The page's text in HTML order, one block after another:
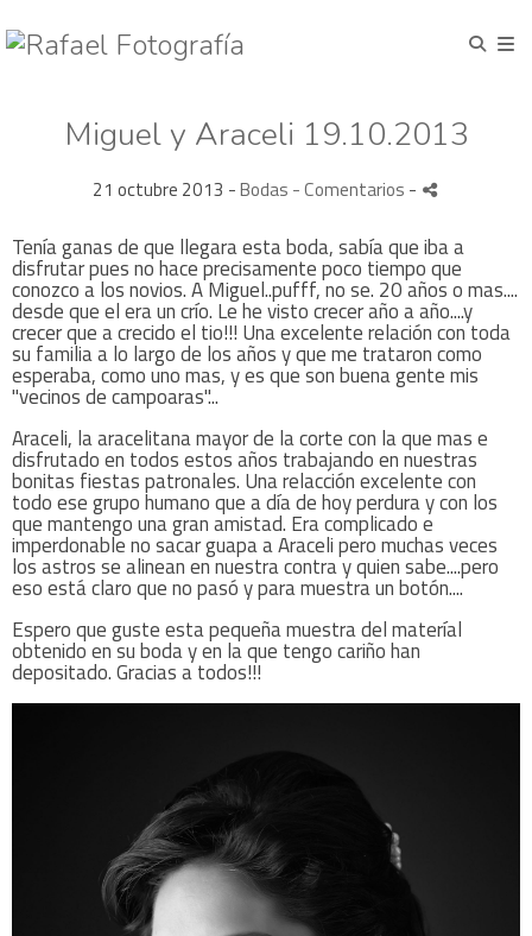
Miguel y Araceli 19.10.2013
21 octubre 2013 -Bodas - Comentarios -
Tenía ganas de que llegara esta boda, sabía que iba a
disfrutar pues no hace precisamente poco tiempo que
conozco a los novios. A Miguel..pufff, no se. 20 años o mas....
desde que el era un crío. Le he visto crecer año a año....y
crecer que a crecido el tio!!! Una excelente relación con toda
su familia a lo largo de los años y que me trataron como
esperaba, como uno mas, y es que son buena gente mis
"vecinos de campoaras"...
Araceli, la aracelitana mayor de la corte con la que mas e
disfrutado en todos estos años trabajando en nuestras
bonitas fiestas patronales. Una relacción excelente con
todo ese grupo humano que a día de hoy perdura y con los
que mantengo una gran amistad. Era complicado e
imperdonable no sacar guapa a Araceli pero muchas veces
los astros se alinean en nuestra contra y quien sabe....pero
eso está claro que no pasó y para muestra un botón....
Espero que guste esta pequeña muestra del materíal
obtenido en su boda y en la que tengo cariño han
depositado. Gracias a todos!!!